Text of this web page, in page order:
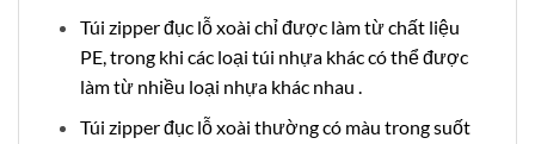
Túi zipper đục lỗ xoài chỉ được làm từ chất liệu
PE, trong khi các loại túi nhựa khác có thể được
làm từ nhiều loại nhựa khác nhau .
Túi zipper đục lỗ xoài thường có màu trong suốt